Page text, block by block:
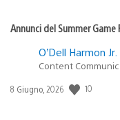
Annunci del Summer Game
O’Dell Harmon Jr.
Content
Data
8 Giugno, 2026 10